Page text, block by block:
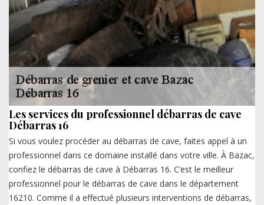
Les services du professionnel débarras de cave
Débarras 16
Si vous voulez procéder au débarras de cave, faites appel à un
professionnel dans ce domaine installé dans votre ville. À Bazac,
confiez le débarras de cave à Débarras 16. C’est le meilleur
professionnel pour le débarras de cave dans le département
16210. Comme il a effectué plusieurs interventions de débarras,